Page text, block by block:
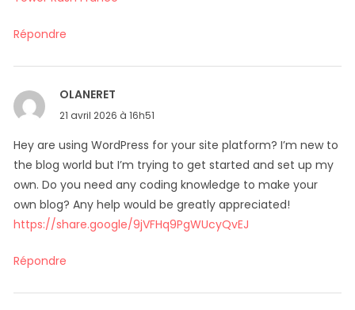
Répondre
OLANERET
21 avril 2026 à 16h51
Hey are using WordPress for your site platform? I’m new to
the blog world but I’m trying to get started and set up my
own. Do you need any coding knowledge to make your
own blog? Any help would be greatly appreciated!
https://share.google/9jVFHq9PgWUcyQvEJ
Répondre